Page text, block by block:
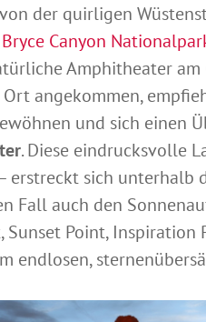
der quirligen
Bryce Canyon
Amphitheater
angekommen,
und sich einen
. Diese eindrucksvolle
erstreckt sich unterhalb
Fall auch den
Sunset Point,
endlosen,